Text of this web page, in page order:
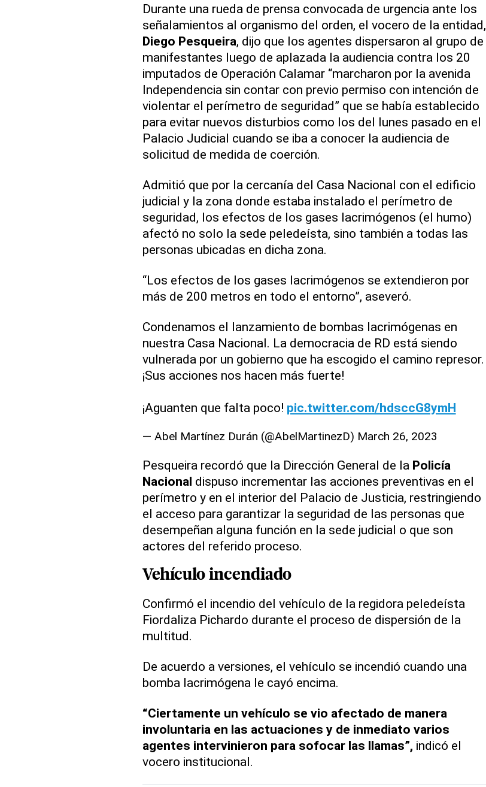
Durante una rueda de prensa convocada de urgencia ante los
señalamientos al organismo del orden, el vocero de la entidad,
Diego Pesqueira, dijo que los agentes dispersaron al grupo de
manifestantes luego de aplazada la audiencia contra los 20
imputados de Operación Calamar “marcharon por la avenida
Independencia sin contar con previo permiso con intención de
violentar el perímetro de seguridad” que se había establecido
para evitar nuevos disturbios como los del lunes pasado en el
Palacio Judicial cuando se iba a conocer la audiencia de
solicitud de medida de coerción.
Admitió que por la cercanía del Casa Nacional con el edificio
judicial y la zona donde estaba instalado el perímetro de
seguridad, los efectos de los gases lacrimógenos (el humo)
afectó no solo la sede peledeísta, sino también a todas las
personas ubicadas en dicha zona.
“Los efectos de los gases lacrimógenos se extendieron por
más de 200 metros en todo el entorno”, aseveró.
Condenamos el lanzamiento de bombas lacrimógenas en
nuestra Casa Nacional. La democracia de RD está siendo
vulnerada por un gobierno que ha escogido el camino represor.
¡Sus acciones nos hacen más fuerte!
¡Aguanten que falta poco! pic.twitter.com/hdsccG8ymH
— Abel Martínez Durán (@AbelMartinezD) March 26, 2023
Pesqueira recordó que la Dirección General de la Policía
Nacional dispuso incrementar las acciones preventivas en el
perímetro y en el interior del Palacio de Justicia, restringiendo
el acceso para garantizar la seguridad de las personas que
desempeñan alguna función en la sede judicial o que son
actores del referido proceso.
Vehículo incendiado
Confirmó el incendio del vehículo de la regidora peledeísta
Fiordaliza Pichardo durante el proceso de dispersión de la
multitud.
De acuerdo a versiones, el vehículo se incendió cuando una
bomba lacrimógena le cayó encima.
“Ciertamente un vehículo se vio afectado de manera
involuntaria en las actuaciones y de inmediato varios
agentes intervinieron para sofocar las llamas”, indicó el
vocero institucional.